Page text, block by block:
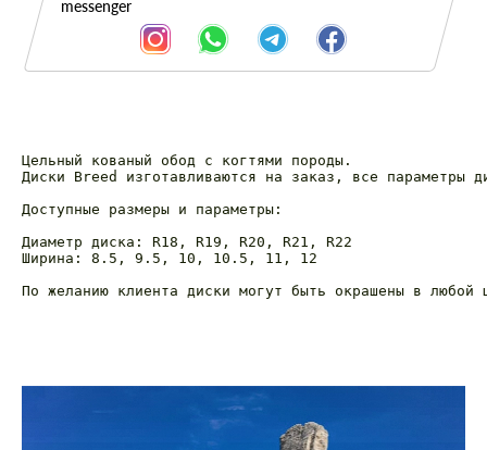
messenger
Описание
Цельный кованый обод с когтями породы.
Диски Breed изготавливаются на заказ, все параметры
Доступные размеры и параметры:
Диаметр диска: R18, R19, R20, R21, R22
Ширина: 8.5, 9.5, 10, 10.5, 11, 12
По желанию клиента диски могут быть окрашены в любой